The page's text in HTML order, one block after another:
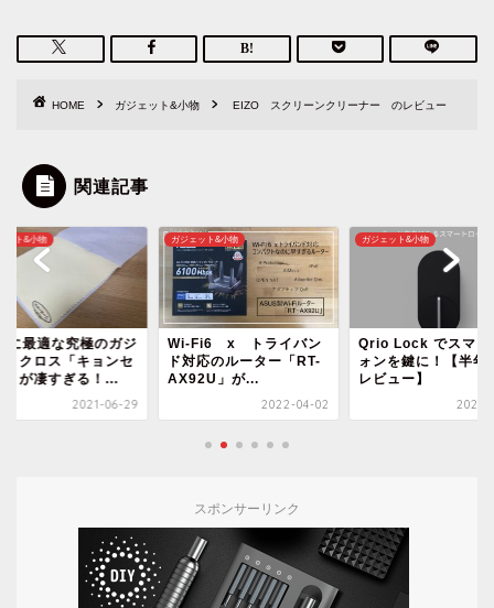
HOME ガジェット&小物 EIZO スクリーンクリーナー のレビュー
関連記事
ット&小物
に最適な究極のガジ
トクロス「キョンセ
」が凄すぎる！...
2021-06-29
ガジェット&小物
Wi-Fi6 x トライバン
ド対応のルーター「RT-
AX92U」が...
2022-04-02
ガジェット&小物
Qrio Lock でスマー
ォンを鍵に！【半年
レビュー】
2020-
スポンサーリンク